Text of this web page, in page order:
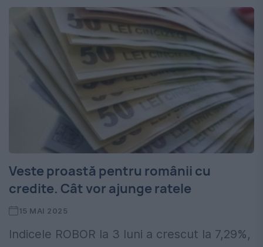
Veste proastă pentru românii cu
credite. Cât vor ajunge ratele
15 MAI 2025
Indicele ROBOR la 3 luni a crescut la 7,29%,